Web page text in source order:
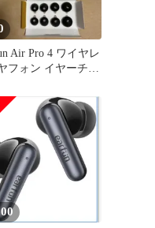
Air Pro 4 ワイヤレ
フォン イヤーチッ